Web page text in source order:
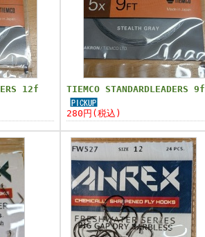
12f TIEMCO STANDARDLEADERS 9f
280円(税込)